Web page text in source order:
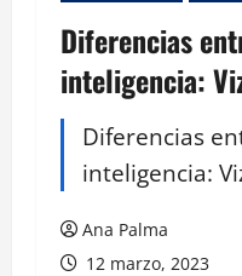
Diferencias
inteligencia:
Diferencias
inteligencia:
Ana Palma
12 marzo, 2023